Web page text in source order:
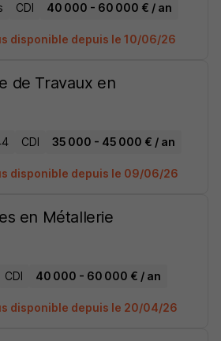
CDI 40 000 - 60 000 € / an
disponible depuis le 10/06/26
de Travaux en
CDI 35 000 - 45 000 € / an
disponible depuis le 09/06/26
en Métallerie
CDI 40 000 - 60 000 € / an
disponible depuis le 20/04/26